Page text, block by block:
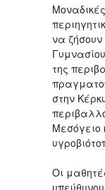
να ζήσουν
της
στην
Μεσόγειο
Οι